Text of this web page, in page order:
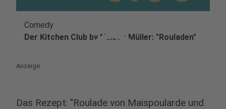
play_circle
Comedy
Der Kitchen Club by Nelson Müller: "Rouladen"
Anzeige
Das Rezept: "Roulade von Maispoularde und